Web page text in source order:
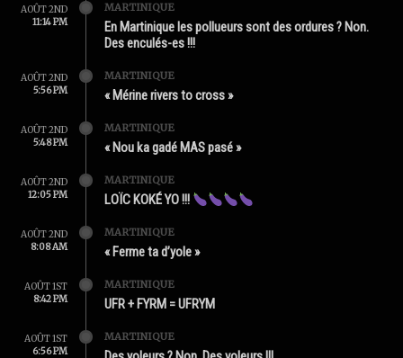
AOÛT 2ND
11:14 PM
MARTINIQUE
En Martinique les pollueurs sont des ordures ? Non.
Des enculés-es !!!
AOÛT 2ND
5:56 PM
MARTINIQUE
« Mérine rivers to cross »
AOÛT 2ND
5:48 PM
MARTINIQUE
« Nou ka gadé MAS pasé »
AOÛT 2ND
12:05 PM
MARTINIQUE
LOÏC KOKÉ YO !!!
AOÛT 2ND
8:08 AM
MARTINIQUE
« Ferme ta d’yole »
AOÛT 1ST
8:42 PM
MARTINIQUE
UFR + FYRM = UFRYM
AOÛT 1ST
6:56 PM
MARTINIQUE